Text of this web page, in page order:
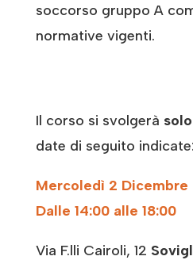
soccorso gruppo A
normative vigenti.
Il corso si svolgerà solo
date di seguito indicate:
Mercoledì 2 Dicembre
Dalle 14:00 alle 18:00
Via F.lli Cairoli, 12